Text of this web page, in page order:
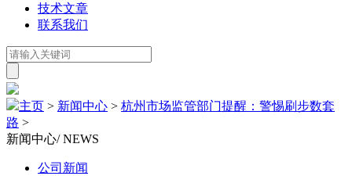
技术文章
联系我们
主页 > 新闻中心 > 杭州市场监管部门提醒：警惕刷步数套
路 >
新闻中心/ NEWS
公司新闻